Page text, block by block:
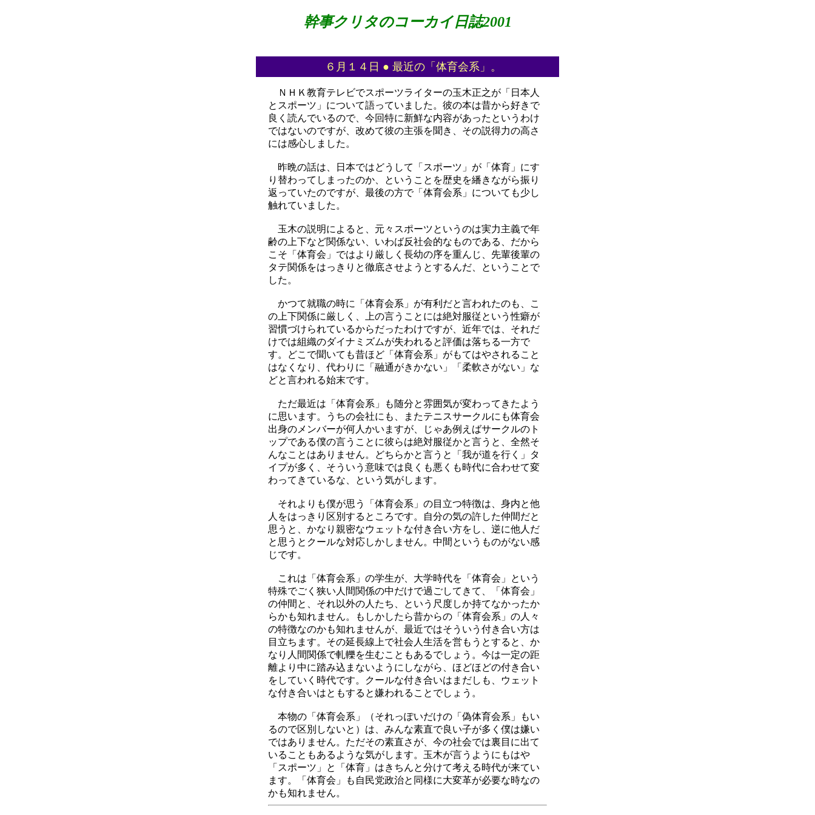
幹事クリタのコーカイ日誌2001
６月１４日 ● 最近の「体育会系」。
ＮＨＫ教育テレビでスポーツライターの玉木正之が「日本人
とスポーツ」について語っていました。彼の本は昔から好きで
良く読んでいるので、今回特に新鮮な内容があったというわけ
ではないのですが、改めて彼の主張を聞き、その説得力の高さ
には感心しました。
昨晩の話は、日本ではどうして「スポーツ」が「体育」にす
り替わってしまったのか、ということを歴史を繙きながら振り
返っていたのですが、最後の方で「体育会系」についても少し
触れていました。
玉木の説明によると、元々スポーツというのは実力主義で年
齢の上下など関係ない、いわば反社会的なものである、だから
こそ「体育会」ではより厳しく長幼の序を重んじ、先輩後輩の
タテ関係をはっきりと徹底させようとするんだ、ということで
した。
かつて就職の時に「体育会系」が有利だと言われたのも、こ
の上下関係に厳しく、上の言うことには絶対服従という性癖が
習慣づけられているからだったわけですが、近年では、それだ
けでは組織のダイナミズムが失われると評価は落ちる一方で
す。どこで聞いても昔ほど「体育会系」がもてはやされること
はなくなり、代わりに「融通がきかない」「柔軟さがない」な
どと言われる始末です。
ただ最近は「体育会系」も随分と雰囲気が変わってきたよう
に思います。うちの会社にも、またテニスサークルにも体育会
出身のメンバーが何人かいますが、じゃあ例えばサークルのト
ップである僕の言うことに彼らは絶対服従かと言うと、全然そ
んなことはありません。どちらかと言うと「我が道を行く」タ
イプが多く、そういう意味では良くも悪くも時代に合わせて変
わってきているな、という気がします。
それよりも僕が思う「体育会系」の目立つ特徴は、身内と他
人をはっきり区別するところです。自分の気の許した仲間だと
思うと、かなり親密なウェットな付き合い方をし、逆に他人だ
と思うとクールな対応しかしません。中間というものがない感
じです。
これは「体育会系」の学生が、大学時代を「体育会」という
特殊でごく狭い人間関係の中だけで過ごしてきて、「体育会」
の仲間と、それ以外の人たち、という尺度しか持てなかったか
らかも知れません。もしかしたら昔からの「体育会系」の人々
の特徴なのかも知れませんが、最近ではそういう付き合い方は
目立ちます。その延長線上で社会人生活を営もうとすると、か
なり人間関係で軋轢を生むこともあるでしょう。今は一定の距
離より中に踏み込まないようにしながら、ほどほどの付き合い
をしていく時代です。クールな付き合いはまだしも、ウェット
な付き合いはともすると嫌われることでしょう。
本物の「体育会系」（それっぽいだけの「偽体育会系」もい
るので区別しないと）は、みんな素直で良い子が多く僕は嫌い
ではありません。ただその素直さが、今の社会では裏目に出て
いることもあるような気がします。玉木が言うようにもはや
「スポーツ」と「体育」はきちんと分けて考える時代が来てい
ます。「体育会」も自民党政治と同様に大変革が必要な時なの
かも知れません。